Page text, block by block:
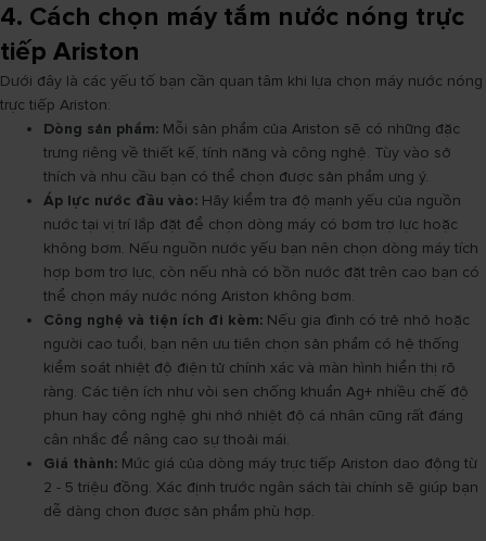
4. Cách chọn máy tắm nước nóng trực
tiếp Ariston
Dưới đây là các yếu tố bạn cần quan tâm khi lựa chọn máy nước nóng
trực tiếp Ariston:
Dòng sản phẩm: Mỗi sản phẩm của Ariston sẽ có những đặc
trưng riêng về thiết kế, tính năng và công nghệ. Tùy vào sở
thích và nhu cầu bạn có thể chọn được sản phẩm ưng ý.
Áp lực nước đầu vào: Hãy kiểm tra độ mạnh yếu của nguồn
nước tại vị trí lắp đặt để chọn dòng máy có bơm trợ lực hoặc
không bơm. Nếu nguồn nước yếu bạn nên chọn dòng máy tích
hợp bơm trợ lực, còn nếu nhà có bồn nước đặt trên cao bạn có
thể chọn máy nước nóng Ariston không bơm.
Công nghệ và tiện ích đi kèm: Nếu gia đình có trẻ nhỏ hoặc
người cao tuổi, bạn nên ưu tiên chọn sản phẩm có hệ thống
kiểm soát nhiệt độ điện tử chính xác và màn hình hiển thị rõ
ràng. Các tiện ích như vòi sen chống khuẩn Ag+ nhiều chế độ
phun hay công nghệ ghi nhớ nhiệt độ cá nhân cũng rất đáng
cân nhắc để nâng cao sự thoải mái.
Giá thành: Mức giá của dòng máy trực tiếp Ariston dao động từ
2 - 5 triệu đồng. Xác định trước ngân sách tài chính sẽ giúp bạn
dễ dàng chọn được sản phẩm phù hợp.